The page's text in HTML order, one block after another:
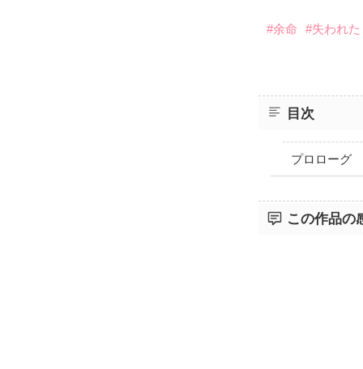
#余命 #失われた
目次
プロローグ
この作品の